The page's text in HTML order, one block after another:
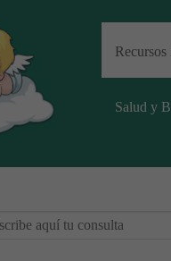
Salud y